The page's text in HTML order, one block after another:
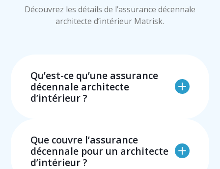
Découvrez les détails de l’assurance décennale
architecte d’intérieur Matrisk.
Qu’est-ce qu’une assurance
décennale architecte
d’intérieur ?
tous les architectes d’intérieur doivent
souscrire pour pouvoir pratiquer leur
activité. C’est aussi l’assurance longévité
Que couvre l’assurance
décennale pour un architecte
d’intérieur ?